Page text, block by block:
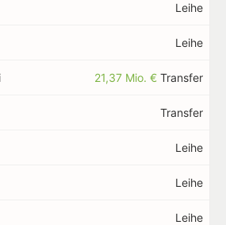
Leihe
Leihe
21,37 Mio. € Transfer
Transfer
Leihe
Leihe
Leihe